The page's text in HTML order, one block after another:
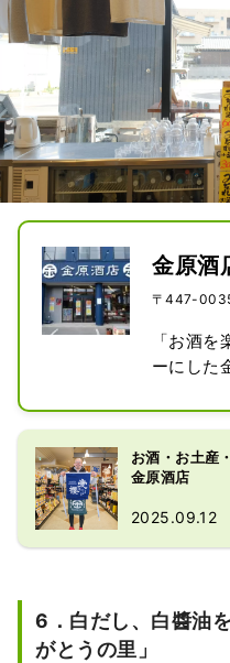
いの異な
引き出す
いただけ
金原酒
〒447-0035
「お酒
ーにした
イベント
も行う""
す。
店主が各
お酒・お土産
金原酒店
2025.09.12
6．白だし、白醬油
がとうの里」